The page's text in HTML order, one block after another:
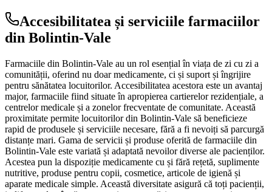
Accesibilitatea și serviciile farmaciilor
din Bolintin-Vale
Farmaciile din Bolintin-Vale au un rol esențial în viața de zi cu zi a
comunității, oferind nu doar medicamente, ci și suport și îngrijire
pentru sănătatea locuitorilor. Accesibilitatea acestora este un avantaj
major, farmaciile fiind situate în apropierea cartierelor rezidențiale, a
centrelor medicale și a zonelor frecventate de comunitate. Această
proximitate permite locuitorilor din Bolintin-Vale să beneficieze
rapid de produsele și serviciile necesare, fără a fi nevoiți să parcurgă
distanțe mari. Gama de servicii și produse oferită de farmaciile din
Bolintin-Vale este variată și adaptată nevoilor diverse ale pacienților.
Acestea pun la dispoziție medicamente cu și fără rețetă, suplimente
nutritive, produse pentru copii, cosmetice, articole de igienă și
aparate medicale simple. Această diversitate asigură că toți pacienții,